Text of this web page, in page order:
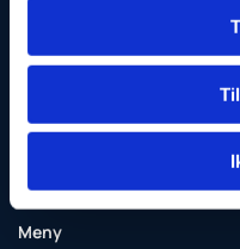
76 05 21 00
HATTVIKVEIEN 2, 8373
Meny